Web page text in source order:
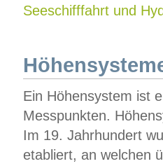
Seeschifffahrt und
Ein Höhensystem ist
Messpunkten.
Im 19. Jahrhundert
etabliert, an welchen